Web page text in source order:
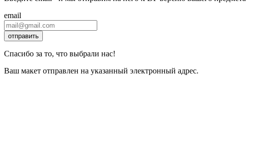
email
отправить
Спасибо за то, что выбрали нас!
Ваш макет отправлен на указанный электронный адрес.